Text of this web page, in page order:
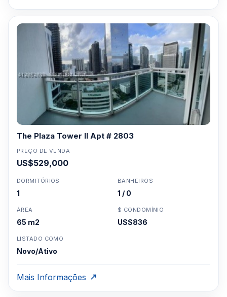
The Plaza Tower II Apt # 2803
PREÇO DE VENDA
US$529,000
DORMITÓRIOS
1
BANHEIROS
1 / 0
ÁREA
65 m2
$ CONDOMÍNIO
US$836
LISTADO COMO
Novo/Ativo
Mais Informações